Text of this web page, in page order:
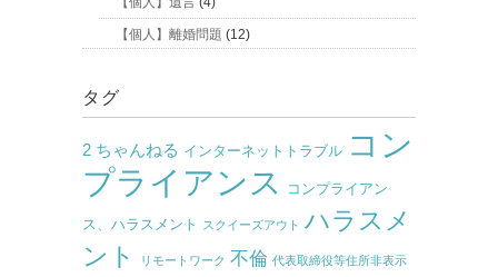
【個人】離婚問題 (12)
タグ
2 ちゃんねる インターネットトラブル コン
プライアンス
コンプライアン
ス、ハラスメント スクイーズアウト ハラスメ
ント
リモートワーク 不倫 代表取締役等住所非表示